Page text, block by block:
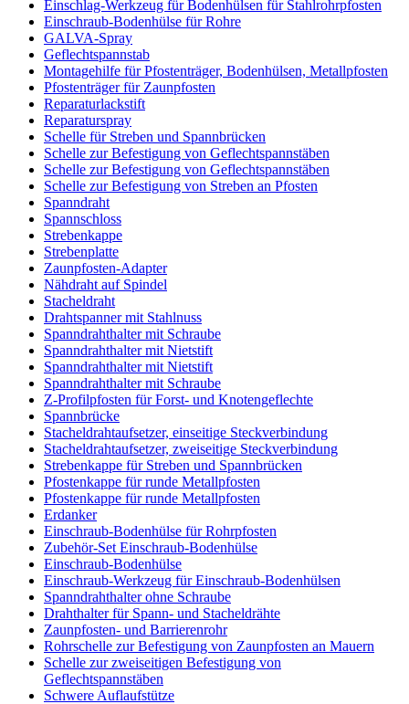
Einschlag-Werkzeug für Bodenhülsen für Stahlrohrpfosten
Einschraub-Bodenhülse für Rohre
GALVA-Spray
Geflechtspannstab
Montagehilfe für Pfostenträger, Bodenhülsen, Metallpfosten
Pfostenträger für Zaunpfosten
Reparaturlackstift
Reparaturspray
Schelle für Streben und Spannbrücken
Schelle zur Befestigung von Geflechtspannstäben
Schelle zur Befestigung von Geflechtspannstäben
Schelle zur Befestigung von Streben an Pfosten
Spanndraht
Spannschloss
Strebenkappe
Strebenplatte
Zaunpfosten-Adapter
Nähdraht auf Spindel
Stacheldraht
Drahtspanner mit Stahlnuss
Spanndrahthalter mit Schraube
Spanndrahthalter mit Nietstift
Spanndrahthalter mit Nietstift
Spanndrahthalter mit Schraube
Z-Profilpfosten für Forst- und Knotengeflechte
Spannbrücke
Stacheldrahtaufsetzer, einseitige Steckverbindung
Stacheldrahtaufsetzer, zweiseitige Steckverbindung
Strebenkappe für Streben und Spannbrücken
Pfostenkappe für runde Metallpfosten
Pfostenkappe für runde Metallpfosten
Erdanker
Einschraub-Bodenhülse für Rohrpfosten
Zubehör-Set Einschraub-Bodenhülse
Einschraub-Bodenhülse
Einschraub-Werkzeug für Einschraub-Bodenhülsen
Spanndrahthalter ohne Schraube
Drahthalter für Spann- und Stacheldrähte
Zaunpfosten- und Barrierenrohr
Rohrschelle zur Befestigung von Zaunpfosten an Mauern
Schelle zur zweiseitigen Befestigung von
Geflechtspannstäben
Schwere Auflaufstütze